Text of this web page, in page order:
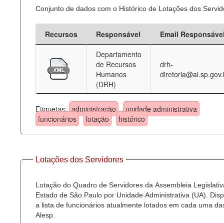
Conjunto de dados com o Histórico de Lotações dos
Recursos Responsável
Email
Departamento
de Recursos
Humanos
(DRH)
drh-
Etiquetas: administração
unidade administrativa
funcionários
lotação histórico
Lotações dos Servidores
Lotação do Quadro de Servidores da Assembleia
Estado de São Paulo por Unidade Administrativa (UA).
a lista de funcionários atualmente lotados em cada uma
Alesp.